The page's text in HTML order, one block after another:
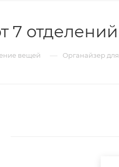
7
вещей — Органайзер